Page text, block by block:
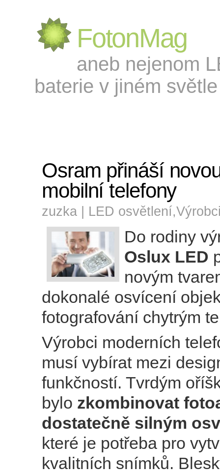
FotonMag
aneb nejenom
baterie v jiném
Osram přináší
mobilní telefony
zuzka | LED osvětlení,
Do rodiny
Oslux LED
novým
dokonalé osvícení
fotografování chytrým
Výrobci moderních
musí vybírat mezi
funkčností. Tvrdým
bylo zkombinovat
dostatečně silným
které je potřeba pro
kvalitních snímků.